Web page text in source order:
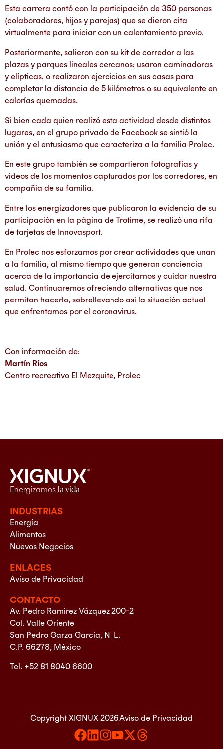
Esta carrera contó con la participación de 350 personas
(colaboradores, hijos y parejas) que se dieron cita
virtualmente para iniciar con un calentamiento previo.
Posteriormente, salieron con su kit de corredor a las
plazas y parques lineales cercanos; usaron caminadoras
y elípticas, o realizaron ejercicios en sus casas para
completar la distancia de 5 kilómetros o su equivalente en
calorías quemadas.
Si bien cada quien realizó esta actividad desde distintos
lugares, en el grupo privado de Facebook se sintió la
unión y el entusiasmo que caracteriza a la familia Prolec.
En este grupo también se compartieron fotografías y
videos de los momentos capturados por los corredores, en
compañía de su familia.
Entre los energizadores que publicaron la evidencia de su
participación en la página de Trotime, se realizó una rifa
de tarjetas de Innovasport.
En Prolec nos esforzamos por crear actividades que unan
a la familia, al mismo tiempo que generan conciencia
acerca de la importancia de ejercitarnos y cuidar nuestra
salud. Continuaremos ofreciendo alternativas que nos
permitan hacerlo, sobrellevando así la situación actual
que enfrentamos por el coronavirus.
Con información de:
Martín Ríos
Centro recreativo El Mezquite, Prolec
Energizamos la vida
INDUSTRIAS
Energía
Alimentos
Nuevos Negocios
ENLACES
Aviso de Privacidad
CONTACTO
Av. Pedro Ramírez Vázquez 200-2
Col. Valle Oriente
San Pedro Garza García, N. L.
C.P. 66278, México
Tel. +52 81 8040 6600
Copyright XIGNUX 2026Aviso de Privacidad